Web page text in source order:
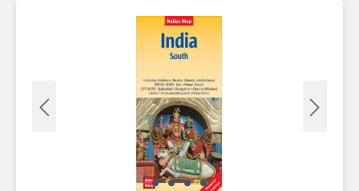
Zum Hauptinhalt springen